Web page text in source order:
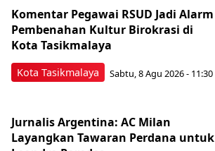
Kota Tasikmalaya
Komentar Pegawai RSUD Jadi Alarm
Pembenahan Kultur Birokrasi di
Kota Tasikmalaya
Sabtu, 8 Agu 2026 - 11:30
Jurnalis Argentina: AC Milan
Layangkan Tawaran Perdana untuk